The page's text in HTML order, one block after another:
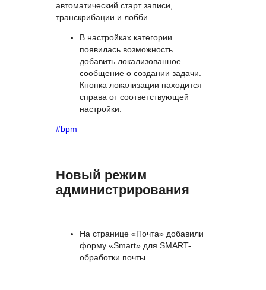
Для каждой функции доступны
варианты: по правам чата, только
администратор категории или
запрещено всем. По умолчанию для
всех новых встреч включены
автоматический старт записи,
транскрибации и лобби.
В настройках категории
появилась возможность
настройки.
#bpm
Новый режим
администрирования